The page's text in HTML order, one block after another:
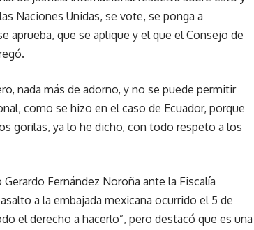
Naciones Unidas, se vote, se ponga a
aprueba, que se aplique y el que el Consejo de
nada más de adorno, y no se puede permitir
como se hizo en el caso de Ecuador, porque
gorilas, ya lo he dicho, con todo respeto a los
Fernández Noroña ante la Fiscalía
a la embajada mexicana ocurrido el 5 de
el derecho a hacerlo”, pero destacó que es una